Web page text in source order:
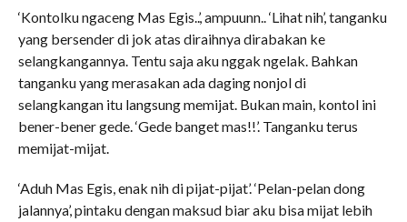
‘Kontolku ngaceng Mas Egis..’, ampuunn.. ‘Lihat nih’, tanganku
yang bersender di jok atas diraihnya dirabakan ke
selangkangannya. Tentu saja aku nggak ngelak. Bahkan
tanganku yang merasakan ada daging nonjol di
selangkangan itu langsung memijat. Bukan main, kontol ini
bener-bener gede. ‘Gede banget mas!!’. Tanganku terus
memijat-mijat.
‘Aduh Mas Egis, enak nih di pijat-pijat’. ‘Pelan-pelan dong
jalannya’, pintaku dengan maksud biar aku bisa mijat lebih